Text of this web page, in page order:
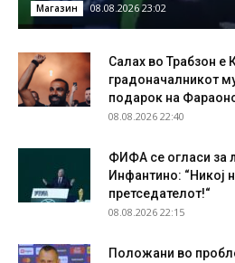
Магазин 08.08.2026 23:02
Салах во Трабзон е
градоначалникот
подарок на
08.08.2026 22:40
ФИФА се огласи за
Инфантино: “Никој
претседателот!“
08.08.2026 22:15
Положани во